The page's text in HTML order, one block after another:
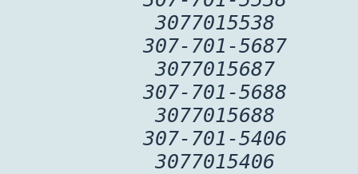
3077015538
307-701-5687
3077015687
307-701-5688
3077015688
307-701-5406
3077015406